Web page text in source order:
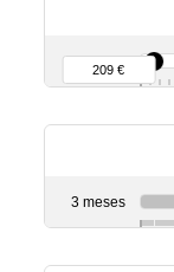
90 €
209 €
3 meses